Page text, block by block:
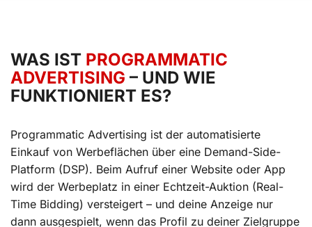
WAS IST PROGRAMMATIC
ADVERTISING – UND WIE
FUNKTIONIERT ES?
Programmatic Advertising ist der automatisierte
Einkauf von Werbeflächen über eine Demand-Side-
Platform (DSP). Beim Aufruf einer Website oder App
wird der Werbeplatz in einer Echtzeit-Auktion (Real-
Time Bidding) versteigert – und deine Anzeige nur
dann ausgespielt, wenn das Profil zu deiner Zielgruppe